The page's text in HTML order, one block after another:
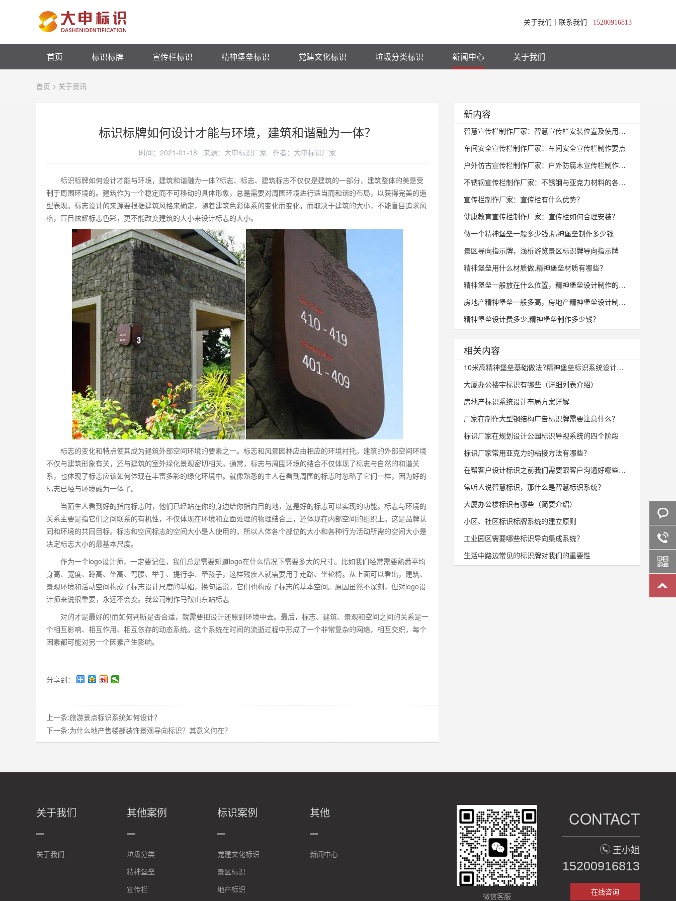
关于我们 丨 联系我们 15200916813
首页 标识标牌 宣传栏标识 精神堡垒标识 党建文化标识 垃圾分类标识 新闻中心 关于我们
首页 > 关于资讯
标识标牌如何设计才能与环境，建筑和谐融为一体？
时间：2021-01-18 来源：大申标识厂家 作者：大申标识厂家
标识标牌如何设计才能与环境，建筑和谐融为一体?标志、标志、建筑标志不仅仅是建筑的一部分，建筑整体的美是受
制于周围环境的。建筑作为一个稳定而不可移动的具体形象，总是需要对周围环境进行适当而和谐的布局，以获得完美的造
型表现。标志设计的来源要根据建筑风格来确定，随着建筑色彩体系的变化而变化，而取决于建筑的大小，不能盲目追求风
格，盲目炫耀标志色彩，更不能改变建筑的大小来设计标志的大小。
标志的变化和特点使其成为建筑外部空间环境的要素之一。标志和风景园林应由相应的环境衬托。建筑的外部空间环境
不仅与建筑形象有关，还与建筑的室外绿化景观密切相关。通常，标志与周围环境的结合不仅体现了标志与自然的和谐关
系，也体现了标志应该如何体现在丰富多彩的绿化环境中。就像熟悉的主人在看到周围的标志时忽略了它们一样，因为好的
标志已经与环境融为一体了。
当陌生人看到好的指向标志时，他们已经站在你的身边给你指向目的地，这是好的标志可以实现的功能。标志与环境的
关系主要是指它们之间联系的有机性，不仅体现在环境和立面处理的物理结合上，还体现在内部空间的组织上。这是品牌认
同和环境的共同目标。标志和空间标志的空间大小是人使用的，所以人体各个部位的大小和各种行为活动所需的空间大小是
决定标志大小的最基本尺度。
作为一个logo设计师，一定要记住，我们总是需要知道logo在什么情况下需要多大的尺寸。比如我们经常需要熟悉平均
身高、宽度、蹲高、坐高、弯腰、举手、提行李、牵孩子，这样残疾人就需要用手走路、坐轮椅。从上面可以看出，建筑、
景观环境和活动空间构成了标志设计尺度的基础，换句话说，它们也构成了标志的基本空间。原因虽然不深刻，但对logo设
计师来说很重要，永远不会变。我公司制作马鞍山东站标志
对的才是最好的!而如何判断是否合适，就需要把设计还原到环境中去。最后，标志、建筑、景观和空间之间的关系是一
个相互影响、相互作用、相互依存的动态系统。这个系统在时间的流逝过程中形成了一个非常复杂的网络，相互交织，每个
因素都可能对另一个因素产生影响。
分享到：
上一条:旅游景点标识系统如何设计？
下一条:为什么地产售楼部装饰景观导向标识？其意义何在？
新内容
智慧宣传栏制作厂家：智慧宣传栏安装位置及使用规范
车间安全宣传栏制作厂家：车间安全宣传栏​​​​​​​制作要点
户外仿古宣传栏制作厂家：户外防腐木宣传栏制作要点与技术要求
不锈钢宣传栏制作厂家：不锈钢与亚克力材料的各自优势
宣传栏制作厂家：宣传栏有什么优势？
健康教育宣传栏制作厂家：宣传栏如何合理安装？
做一个精神堡垒一般多少钱,精神堡垒制作多少钱
景区导向指示牌，浅析游览景区标识牌导向指示牌
精神堡垒用什么材质做,精神堡垒材质有哪些？
精神堡垒一般放在什么位置，精神堡垒设计制作的重要性分析
房地产精神堡垒一般多高，房地产精神堡垒设计制作过程
精神堡垒设计费多少,精神堡垒制作多少钱？
相关内容
10米高精神堡垒基础做法?精神堡垒标识系统设计制作方式
大厦办公楼宇标识有哪些（详细列表介绍）
房地产标识系统设计布局方案详解
厂家在制作大型钢结构广告标识牌需要注意什么？
标识厂家在规划设计公园标识导视系统的四个阶段
标识厂家常用亚克力的粘接方法有哪些？
在帮客户设计标识之前我们需要跟客户沟通好哪些问题？
常听人说智慧标识，那什么是智慧标识系统？
大厦办公楼标识有哪些（简要介绍）
小区、社区标识标牌系统的建立原则
工业园区需要哪些标识导向集成系统？
生活中路边常见的标识牌对我们的重要性
关于我们
关于我们
其他案例
垃圾分类
精神堡垒
宣传栏
标识案例
党建文化标识
景区标识
地产标识
其他
新闻中心
CONTACT
王小姐
15200916813
在线咨询
微信客服
在线咨